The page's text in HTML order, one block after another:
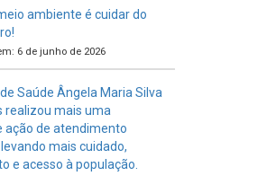
ambiente é cuidar do
6 de junho de 2026
Saúde Ângela Maria Silva
realizou mais uma
ação de atendimento
mais cuidado,
e acesso à população.